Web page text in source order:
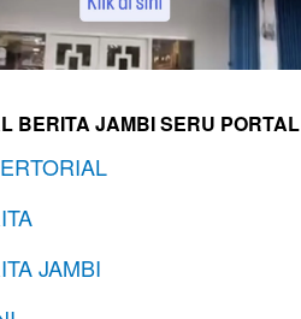
BERITA JAMBI SERU PORTAL
JAMBI